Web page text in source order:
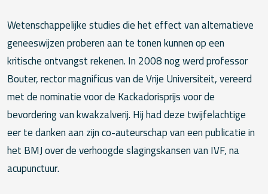
Wetenschappelijke studies die het effect van alternatieve
geneeswijzen proberen aan te tonen kunnen op een
kritische ontvangst rekenen. In 2008 nog werd professor
Bouter, rector magnificus van de Vrije Universiteit, vereerd
met de nominatie voor de Kackadorisprijs voor de
bevordering van kwakzalverij. Hij had deze twijfelachtige
eer te danken aan zijn co-auteurschap van een publicatie in
het BMJ over de verhoogde slagingskansen van IVF, na
acupunctuur.